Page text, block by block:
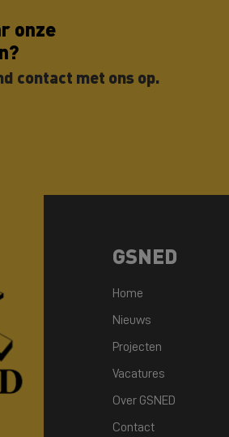
onze
contact met ons op.
GSNED
Home
Nieuws
Projecten
Vacatures
Over GSNED
Contact